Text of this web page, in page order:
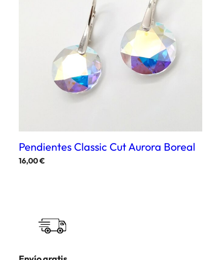
Pendientes Classic Cut Aurora Boreal
16,00€